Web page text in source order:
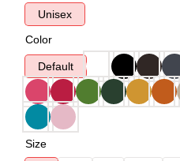
Unisex
Color
Default
Size